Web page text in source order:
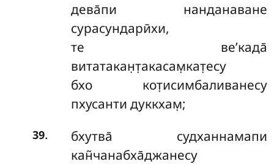
дева̄пи нанданаване
сурасундарӣхи,
те ве’када̄
витатакан̣т̣акасам̣кат̣есу
бхо кот̣исимбаливанесу
пхусанти дуккхам̣;
39.
бхутва̄ судханнамапи
кан̃чанабха̄джанесу